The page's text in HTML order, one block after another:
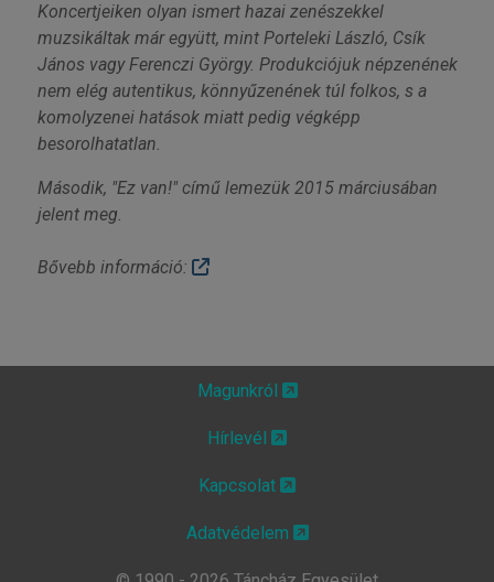
Koncertjeiken olyan ismert hazai zenészekkel
muzsikáltak már együtt, mint Porteleki László, Csík
János vagy Ferenczi György. Produkciójuk népzenének
nem elég autentikus, könnyűzenének túl folkos, s a
komolyzenei hatások miatt pedig végképp
besorolhatatlan.
Második, "Ez van!" című lemezük 2015 márciusában
jelent meg.
Bővebb információ:
Magunkról
Hírlevél
Kapcsolat
Adatvédelem